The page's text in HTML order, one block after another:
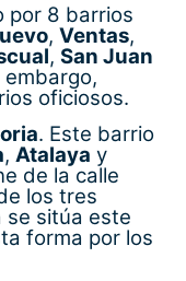
por 8 barrios
, Ventas,
, San Juan
embargo,
oficiosos.
. Este barrio
, Atalaya y
de la calle
los tres
se sitúa este
forma por los